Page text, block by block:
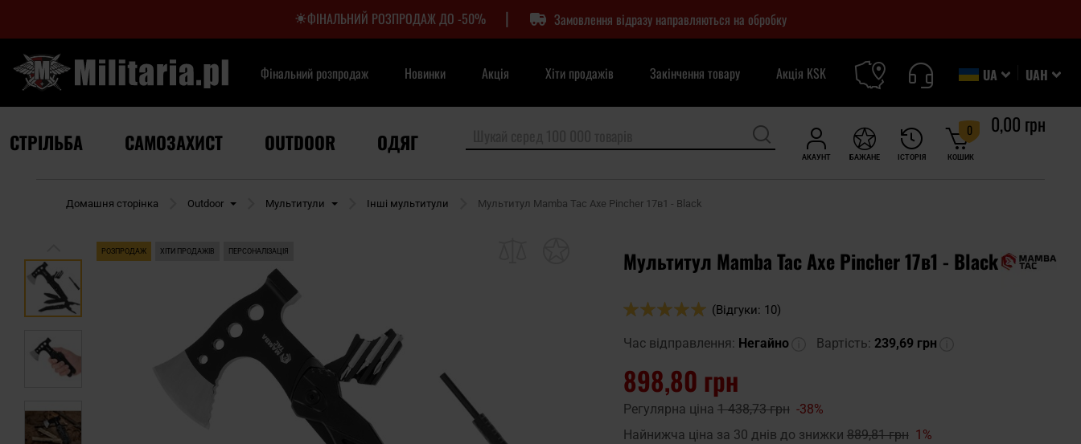
ФІНАЛЬНИЙ РОЗПРОДАЖ ДО -50% | Замовлення відразу направляються на обробку
UAH
UA
Фінальний розпродаж Новинки Акція Хіти продажів Закінчення товару Акція KSK
АКАУНТ ІСТОРІЯ
БАЖАНЕ КОШИК
0 0,00 грн
СТРІЛЬБА САМОЗАХИСТ OUTDOOR ОДЯГ
Домашня сторінка Outdoor Мультитули Інші мультитули Мультитул Mamba Tac Axe Pincher 17в1 - Black
РОЗПРОДАЖ ХІТИ ПРОДАЖІВ ПЕРСОНАЛІЗАЦІЯ Мультитул Mamba Tac Axe Pincher 17в1 - Black
Оцінка:
(Відгуки: 10)
Час відправлення: Негайно Вартість: 239,69 грн
898,80 грн
Регулярна ціна 1 438,73 грн -38%
Найнижча ціна за 30 днів до знижки 889,81 грн 1%